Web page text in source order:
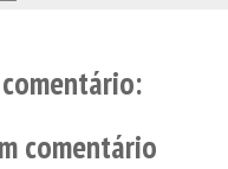
comentário